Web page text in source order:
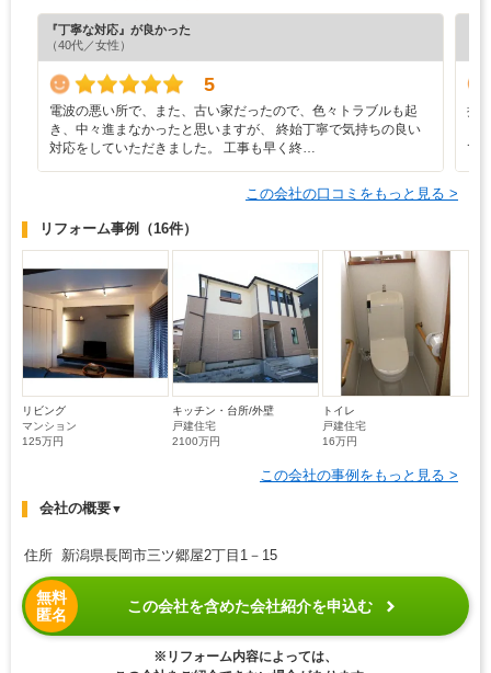
『丁寧な対応』が良かった
（40代／女性）
5
電波の悪い所で、また、古い家だったので、色々トラブルも起
き、中々進まなかったと思いますが、 終始丁寧で気持ちの良い
対応をしていただきました。 工事も早く終…
担
て
この会社の口コミをもっと見る >
リフォーム事例 （16件）
リビング
マンション
125万円
キッチン・台所/外壁
戸建住宅
2100万円
トイレ
戸建住宅
16万円
この会社の事例をもっと見る >
会社の概要▼
住所 新潟県長岡市三ツ郷屋2丁目1－15
無料
匿名
この会社を含めた会社紹介を申込む
※リフォーム内容によっては、